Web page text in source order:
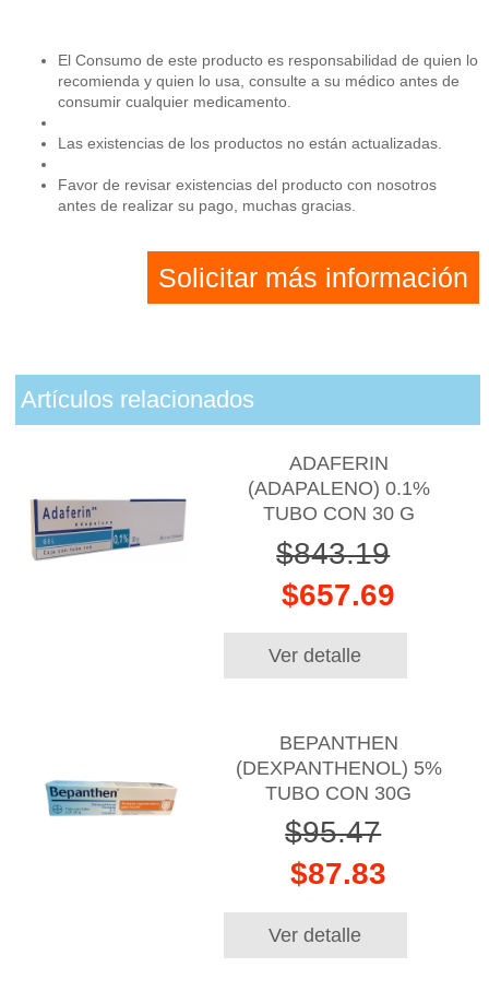
El Consumo de este producto es responsabilidad de quien lo
recomienda y quien lo usa, consulte a su médico antes de
consumir cualquier medicamento.
Las existencias de los productos no están actualizadas.
Favor de revisar existencias del producto con nosotros
antes de realizar su pago, muchas gracias.
Solicitar más información
Artículos relacionados
ADAFERIN
(ADAPALENO) 0.1%
TUBO CON 30 G
$843.19
$657.69
Ver detalle
BEPANTHEN
(DEXPANTHENOL) 5%
TUBO CON 30G
$95.47
$87.83
Ver detalle